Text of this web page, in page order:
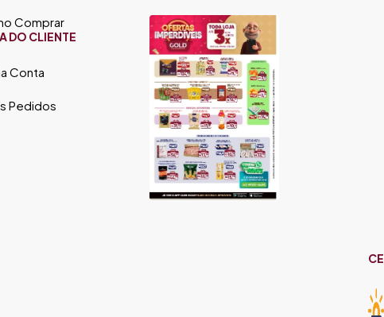
Comprar
DO CLIENTE
Conta
Pedidos